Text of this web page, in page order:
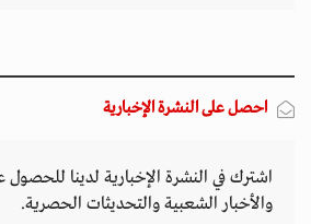
احصل على النشرة الإخبارية
اشترك في النشرة الإخبارية لدينا للحصول
والأخبار الشعبية والتحديثات الحصرية.